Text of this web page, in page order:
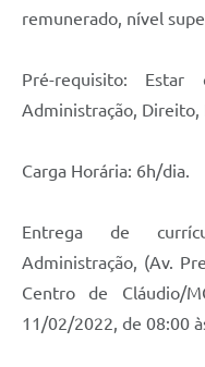
remunerado, nível
Pré-requisito: Estar
Administração, Direito,
Carga Horária: 6h/dia.
Entrega de
Administração, (Av.
Centro de Cláudio/
11/02/2022, de 08:00